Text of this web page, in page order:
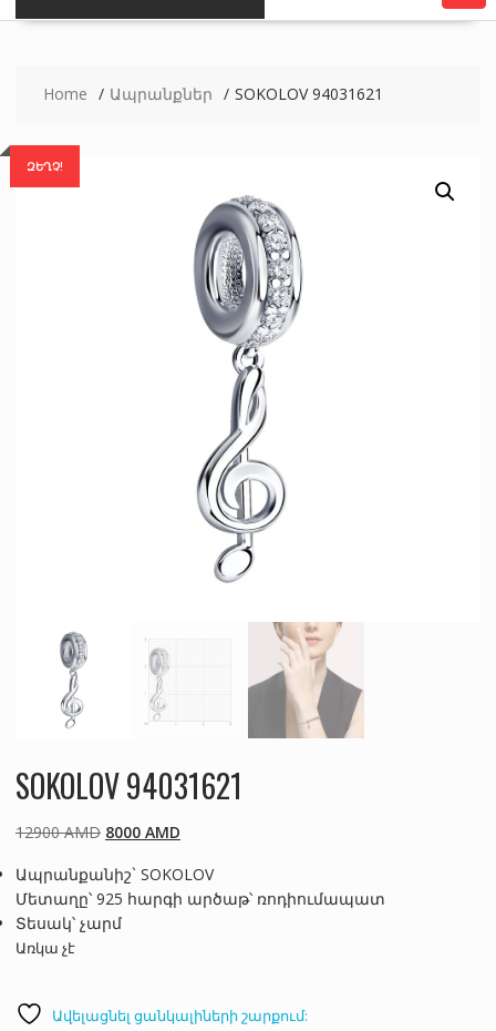
Home Ապրանքներ SOKOLOV 94031621
ԶԵՂՉ!
SOKOLOV 94031621
12900AMD Original
was:
12900 AMD.
8000 AMDCurrent
is:
8000 AMD.
Ապրանքանիշ` SOKOLOV
Մետաղը՝ 925 հարգի արծաթ՝ ռոդիումապատ
Տեսակ՝ չարմ
Առկա չէ
Ավելացնել ցանկալիների շարքում: